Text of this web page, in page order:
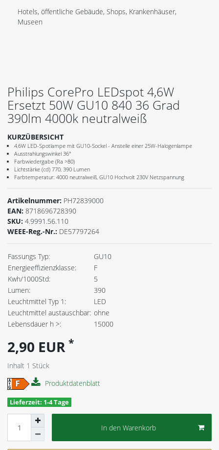
Hotels, öffentliche Gebäude, Shops, Krankenhäuser,
Museen
Philips CorePro LEDspot 4,6W
Ersetzt 50W GU10 840 36 Grad
390lm 4000k neutralweiß
KURZÜBERSICHT
4,6W LED-Spotlampe mit GU10-Sockel - Anstelle einer 25W-Halogenlampe
Ausstrahlungswinkel 36°
Farbwiedergabe (Ra >80)
Lichtstärke (cd) 770, 390 Lumen
Farbtemperatur: 4000 neutralweiß, GU10 Hochvolt 230V Netzspannung
Artikelnummer: PH72839000
EAN: 8718696728390
SKU: 4.9991.56.110
WEEE-Reg.-Nr.: DE57797264
Fassungs Typ:
GU10
Energieeffizienzklasse:
F
Kwh/1000Std:
5
Lumen:
390
Leuchtmittel Typ 1:
LED
Leuchtmittel austauschbar: ohne
Lebensdauer h >:
15000
2,90 EUR *
Inhalt 1 Stück
Produktdatenblatt
Lieferzeit: 1-4 Tage
In den Warenkorb